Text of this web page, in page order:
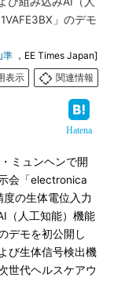
」のデモ
準 ，EE Times Japan]
表示
関連情報
Hatena
ミュンヘンで開
会「electronica
の生体電位入力
（人工知能）機能
デモを初公開し
び生体信号検出機
世代ヘルスケアウ